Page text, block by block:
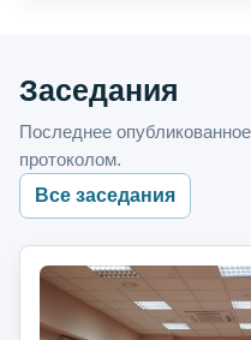
Заседания
Последнее
протоколом.
Все заседания